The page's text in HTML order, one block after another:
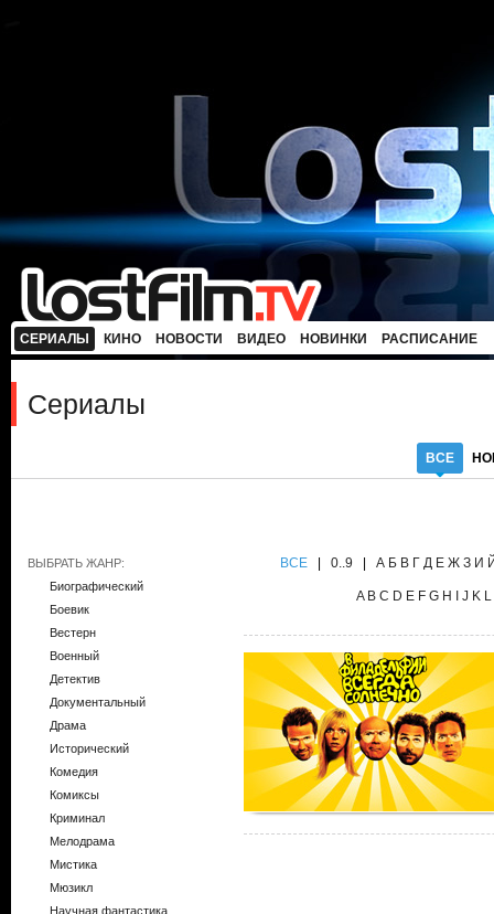
СЕРИАЛЫ КИНО НОВОСТИ ВИДЕО НОВИНКИ РАСПИСАНИЕ
Сериалы
ВСЕ
ВЫБРАТЬ ЖАНР:
Биографический
Боевик
Вестерн
Военный
Детектив
Документальный
Драма
Исторический
Комедия
Комиксы
Криминал
Мелодрама
Мистика
Мюзикл
Научная фантастика
ВCE 0..9 А Б В Г Д Е Ж З И
A B C D E F G H J K L